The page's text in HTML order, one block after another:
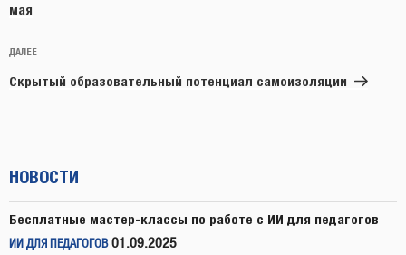
мая
Следующая
запись
ДАЛЕЕ
Скрытый образовательный потенциал самоизоляции
НОВОСТИ
Бесплатные мастер-классы по работе с ИИ для педагогов
ИИ ДЛЯ ПЕДАГОГОВ 01.09.2025